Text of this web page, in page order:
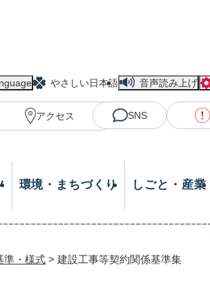
やさしい日本語 音声読み上げ
アクセス SNS
環境・まちづくり しごと・産業
準・様式 > 建設工事等契約関係基準集